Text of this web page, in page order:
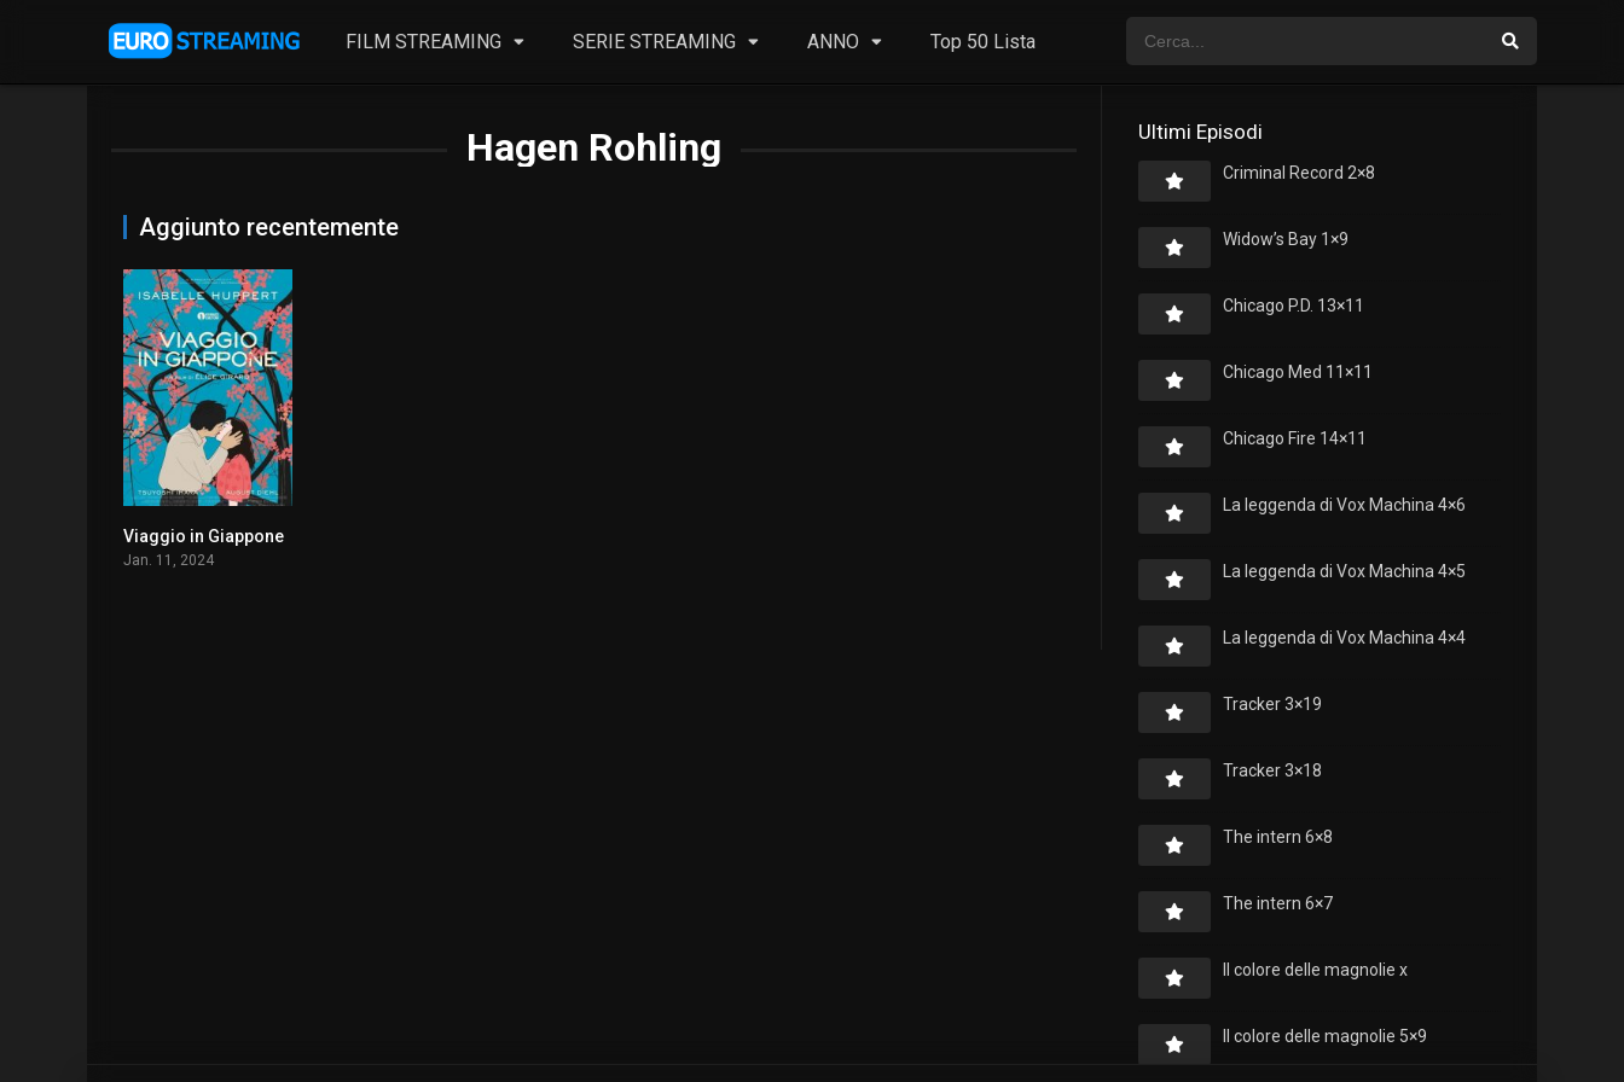
FILM STREAMING SERIE STREAMING ANNO Top 50 Lista
Hagen Rohling
Aggiunto recentemente
6
Viaggio in Giappone
Jan. 11, 2024
Ultimi Episodi
Criminal Record 2×8
Widow’s Bay 1×9
Chicago P.D. 13×11
Chicago Med 11×11
Chicago Fire 14×11
La leggenda di Vox Machina 4×6
La leggenda di Vox Machina 4×5
La leggenda di Vox Machina 4×4
Tracker 3×19
Tracker 3×18
The intern 6×8
The intern 6×7
Il colore delle magnolie x
Il colore delle magnolie 5×9